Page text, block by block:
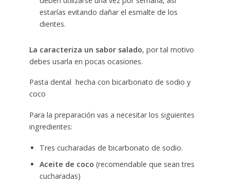
estarías evitando dañar el esmalte de los
dientes.
La caracteriza un sabor salado, por tal motivo
debes usarla en pocas ocasiones.
Pasta dental hecha con bicarbonato de sodio y
coco
Para la preparación vas a necesitar los siguientes
ingredientes:
Tres cucharadas de bicarbonato de sodio.
Aceite de coco (recomendable que sean tres
cucharadas)